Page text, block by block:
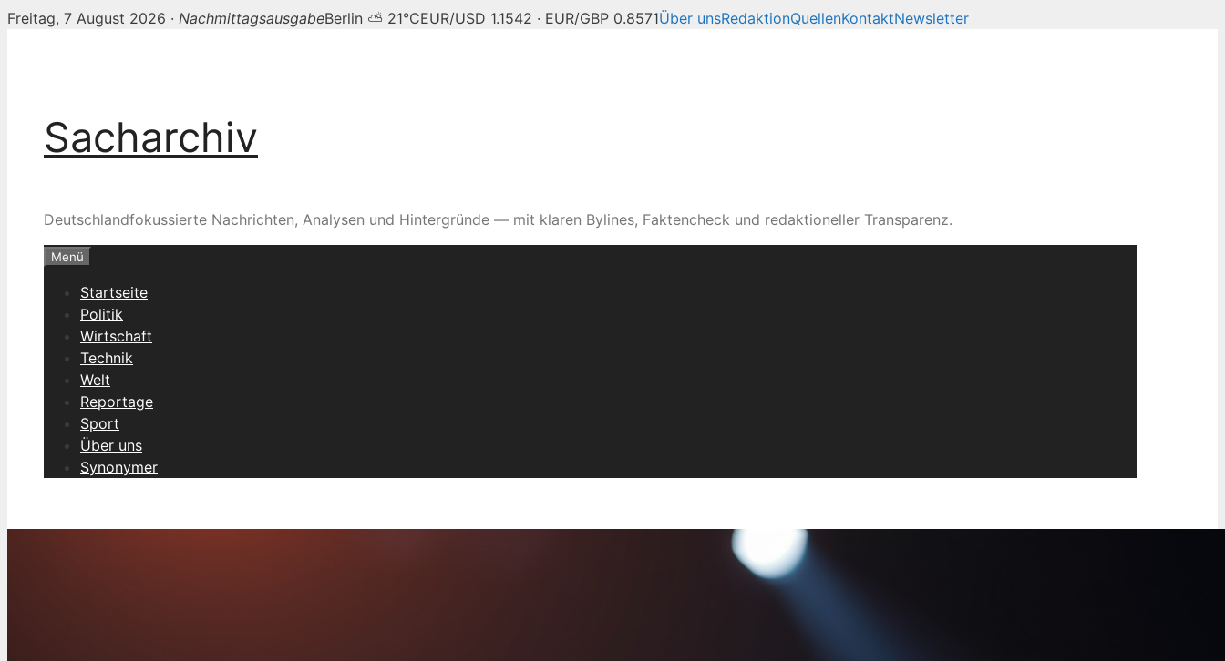
Freitag, 7 August 2026 · NachmittagsausgabeBerlin ⛅ 21°CEUR/USD 1.1542 · EUR/GBP 0.8571Über unsRedaktionQuellenKontaktNewsletter
Sacharchiv
Deutschlandfokussierte Nachrichten, Analysen und Hintergründe — mit klaren Bylines, Faktencheck und redaktioneller Transparenz.
Menü
Startseite
Politik
Wirtschaft
Technik
Welt
Reportage
Sport
Über uns
Synonymer